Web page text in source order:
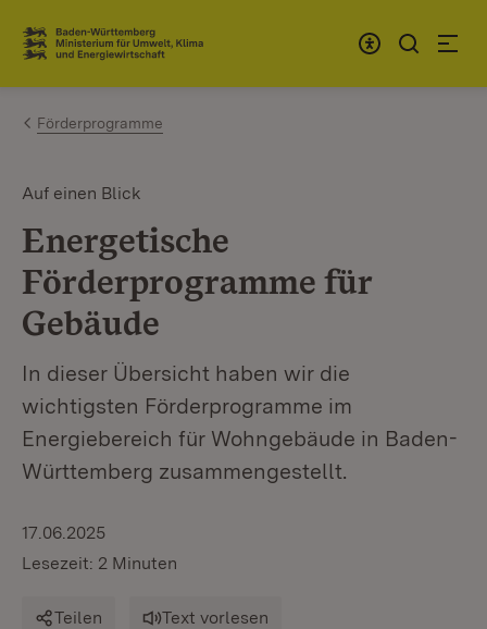
Zum Inhalt springen
Link zur Startseite
Förderprogramme
Auf einen Blick
Energetische
Förderprogramme für
Gebäude
In dieser Übersicht haben wir die
wichtigsten Förderprogramme im
Energiebereich für Wohngebäude in Baden-
Württemberg zusammengestellt.
17.06.2025
Lesezeit: 2 Minuten
Teilen Text vorlesen